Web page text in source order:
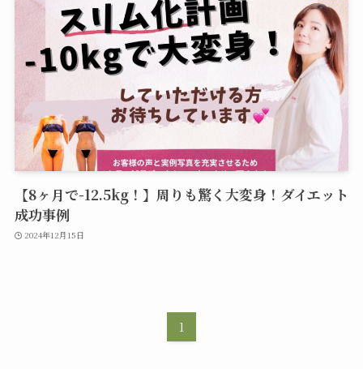
【8ヶ月で-12.5kg！】周りも驚く大変身！ダイエット
成功事例
2024年12月15日
1